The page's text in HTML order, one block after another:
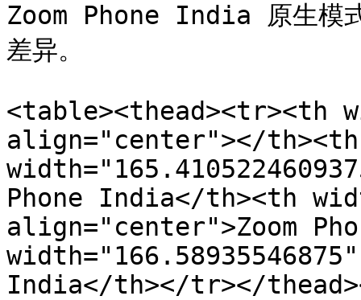
Zoom Phone India 原生模
差异。
<table><thead><tr><th
align="center"></
Phone India</th><th
align="center">Zoom
India</th></tr></